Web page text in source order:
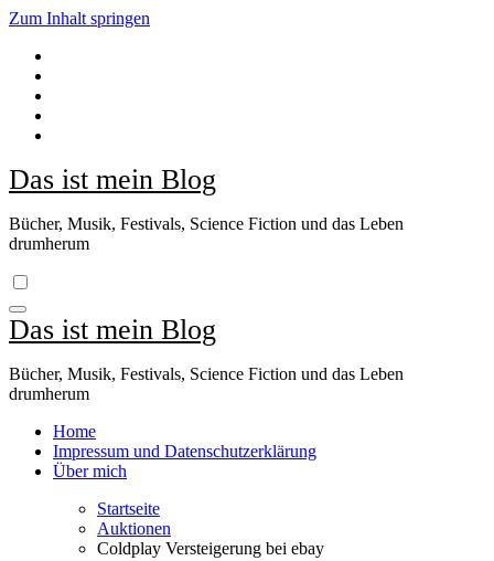
Zum Inhalt springen
Das ist mein Blog
Bücher, Musik, Festivals, Science Fiction und das Leben
drumherum
Das ist mein Blog
Bücher, Musik, Festivals, Science Fiction und das Leben
drumherum
Home
Impressum und Datenschutzerklärung
Über mich
Startseite
Auktionen
Coldplay Versteigerung bei ebay